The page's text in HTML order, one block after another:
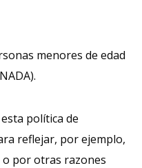
menores de edad
política de
reflejar, por ejemplo,
por otras razones